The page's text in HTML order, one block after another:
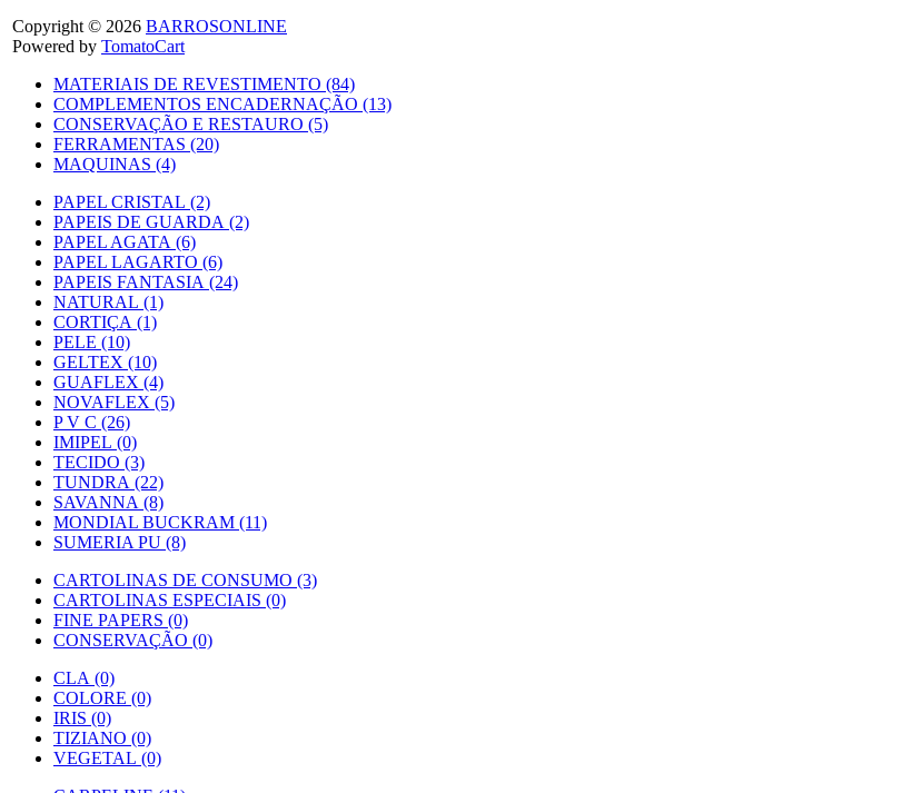
Copyright © 2026 BARROSONLINE
Powered by TomatoCart
MATERIAIS DE REVESTIMENTO (84)
COMPLEMENTOS ENCADERNAÇÃO (13)
CONSERVAÇÃO E RESTAURO (5)
FERRAMENTAS (20)
MAQUINAS (4)
PAPEL CRISTAL (2)
PAPEIS DE GUARDA (2)
PAPEL AGATA (6)
PAPEL LAGARTO (6)
PAPEIS FANTASIA (24)
NATURAL (1)
CORTIÇA (1)
PELE (10)
GELTEX (10)
GUAFLEX (4)
NOVAFLEX (5)
P V C (26)
IMIPEL (0)
TECIDO (3)
TUNDRA (22)
SAVANNA (8)
MONDIAL BUCKRAM (11)
SUMERIA PU (8)
CARTOLINAS DE CONSUMO (3)
CARTOLINAS ESPECIAIS (0)
FINE PAPERS (0)
CONSERVAÇÃO (0)
CLA (0)
COLORE (0)
IRIS (0)
TIZIANO (0)
VEGETAL (0)